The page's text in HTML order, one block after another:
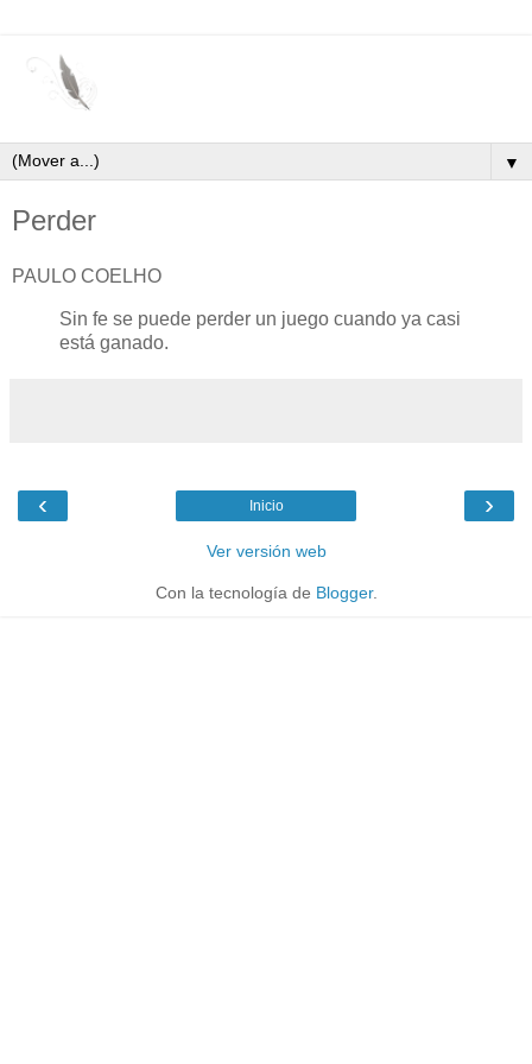
▼
Perder
PAULO COELHO
Sin fe se puede perder un juego cuando ya casi
está ganado.
‹ ›
Inicio
Ver versión web
Con la tecnología de Blogger.